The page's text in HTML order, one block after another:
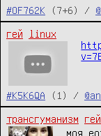
#OF762K
(7+6) /
гей
linux
#K5K6QA (1) /
трансгуманизм
гей
моя